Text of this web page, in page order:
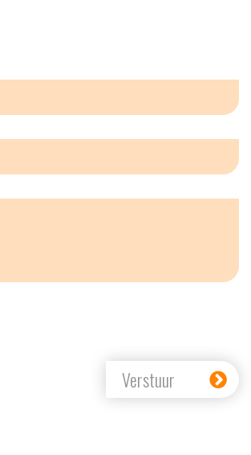
Verstuur